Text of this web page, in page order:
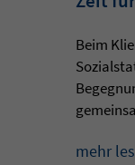
Beim
mehr